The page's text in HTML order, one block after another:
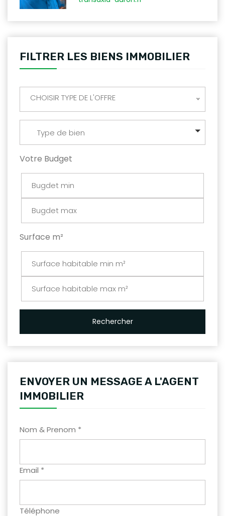
FILTRER LES BIENS IMMOBILIER
CHOISIR TYPE DE L'OFFRE
Type de bien
Votre Budget
Surface m²
Rechercher
ENVOYER UN MESSAGE A L'AGENT
IMMOBILIER
Nom & Prenom *
Email *
Téléphone